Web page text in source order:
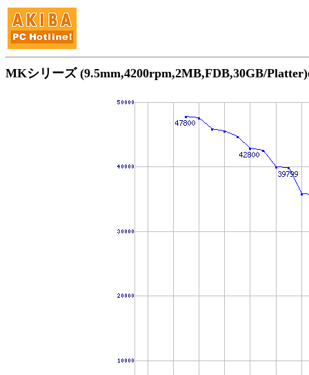
MKシリーズ (9.5mm,4200rpm,2MB,FDB,30GB/